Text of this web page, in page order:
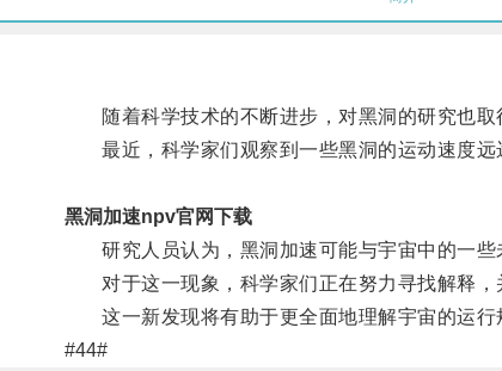
随着科学技术的不断进步，对黑洞的研究也取
最近，科学家们观察到一些黑洞的运动速度远
黑洞加速npv官网下载
研究人员认为，黑洞加速可能与宇宙中的一些
对于这一现象，科学家们正在努力寻找解释，
这一新发现将有助于更全面地理解宇宙的运行
#44#